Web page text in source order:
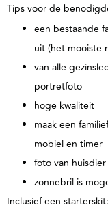
Tips voor de
een bestaande
uit (het mooiste
van alle
portretfoto
hoge kwaliteit
maak een
mobiel en timer
foto van
zonnebril is
Inclusief een